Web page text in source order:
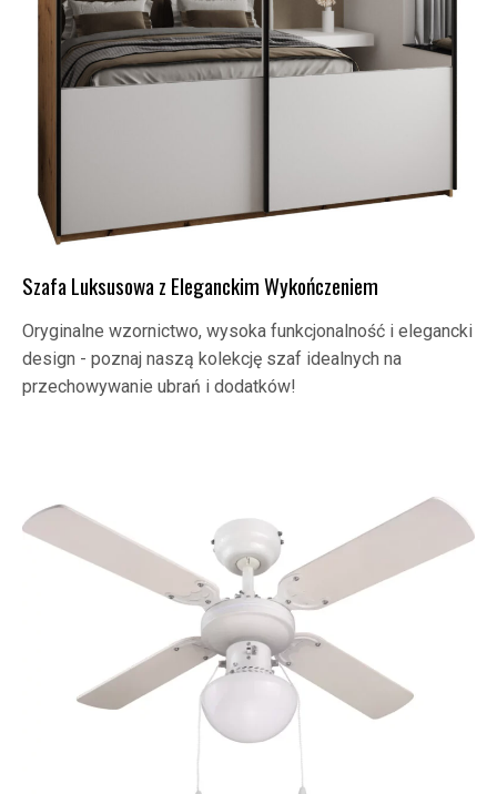
Szafa Luksusowa z Eleganckim Wykończeniem
Oryginalne wzornictwo, wysoka funkcjonalność i elegancki
design - poznaj naszą kolekcję szaf idealnych na
przechowywanie ubrań i dodatków!